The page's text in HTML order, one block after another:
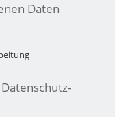
Daten